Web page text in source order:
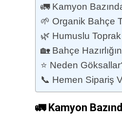
🚛 Kamyon
🌱 Organik Bahçe
🌿 Humuslu
🏡 Bahçe
⭐ Neden
📞 Hemen Sipariş
🚛 Kamyon